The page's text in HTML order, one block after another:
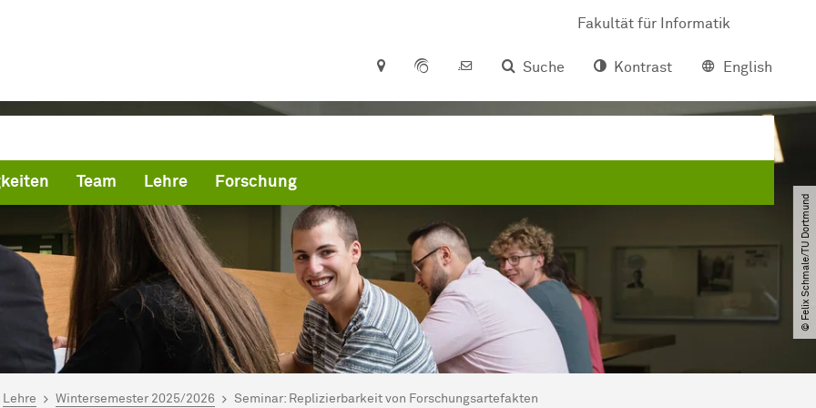
Fakultät für Informatik
Suche
Kontrast English
Team Lehre Forschung
© Felix Schmale​/​TU Dortmund
hier:
Lehre Wintersemester 2025/2026 Seminar: Replizierbarkeit von Forschungsartefakten